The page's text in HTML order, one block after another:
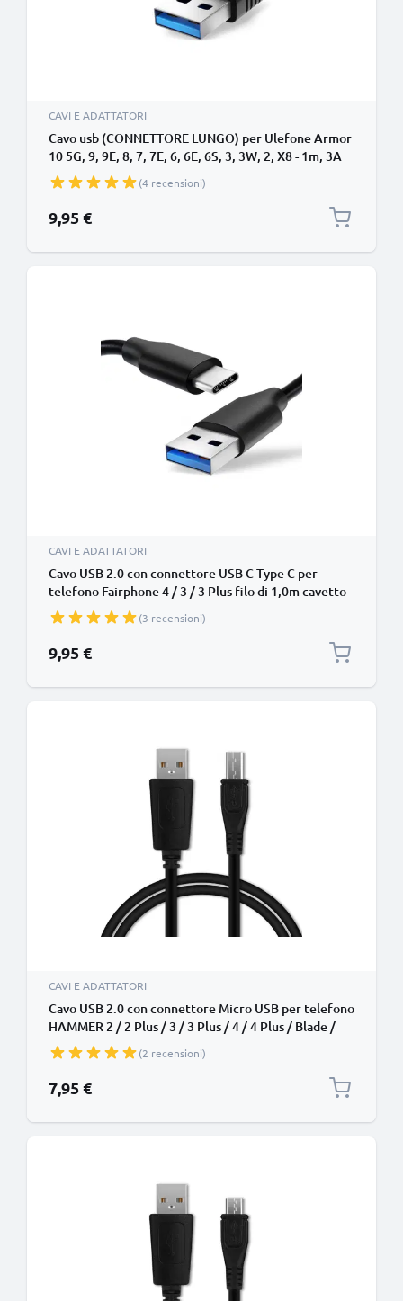
CAVI E ADATTATORI
Cavo usb (CONNETTORE LUNGO) per Ulefone Armor
10 5G, 9, 9E, 8, 7, 7E, 6, 6E, 6S, 3, 3W, 2, X8 - 1m, 3A
Cavo Dati, nero (4 recensioni)
9,95 €
CAVI E ADATTATORI
Cavo USB 2.0 con connettore USB C Type C per
telefono Fairphone 4 / 3 / 3 Plus filo di 1,0m cavetto
dati & ricarica 3A in PVC nero per cellulare
(3 recensioni)
9,95 €
CAVI E ADATTATORI
Cavo USB 2.0 con connettore Micro USB per telefono
HAMMER 2 / 2 Plus / 3 / 3 Plus / 4 / 4 Plus / Blade /
Energy / Iron 2 / Patriot / Active filo di 1m cavetto
dati & ricarica 1A in PVC nero per cellulare
(2 recensioni)
7,95 €